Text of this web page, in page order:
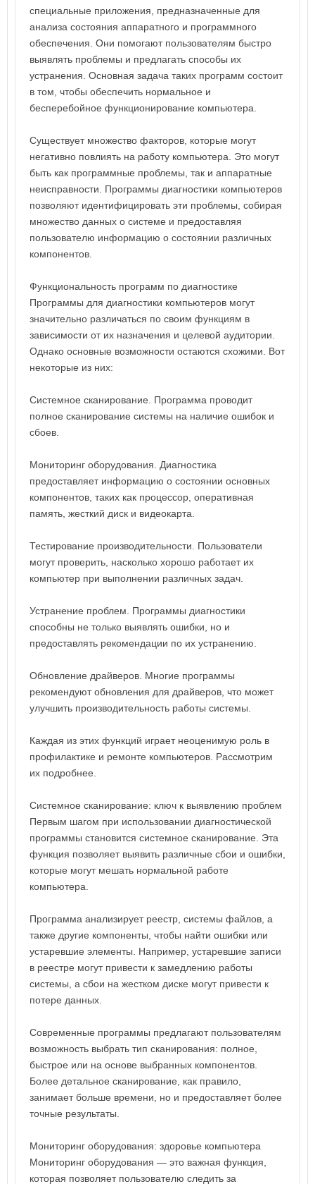
специальные приложения, предназначенные для
анализа состояния аппаратного и программного
обеспечения. Они помогают пользователям быстро
выявлять проблемы и предлагать способы их
устранения. Основная задача таких программ состоит
в том, чтобы обеспечить нормальное и
бесперебойное функционирование компьютера.
Существует множество факторов, которые могут
негативно повлиять на работу компьютера. Это могут
быть как программные проблемы, так и аппаратные
неисправности. Программы диагностики компьютеров
позволяют идентифицировать эти проблемы, собирая
множество данных о системе и предоставляя
пользователю информацию о состоянии различных
компонентов.
Функциональность программ по диагностике
Программы для диагностики компьютеров могут
значительно различаться по своим функциям в
зависимости от их назначения и целевой аудитории.
Однако основные возможности остаются схожими. Вот
некоторые из них:
Системное сканирование. Программа проводит
полное сканирование системы на наличие ошибок и
сбоев.
Мониторинг оборудования. Диагностика
предоставляет информацию о состоянии основных
компонентов, таких как процессор, оперативная
память, жесткий диск и видеокарта.
Тестирование производительности. Пользователи
могут проверить, насколько хорошо работает их
компьютер при выполнении различных задач.
Устранение проблем. Программы диагностики
способны не только выявлять ошибки, но и
предоставлять рекомендации по их устранению.
Обновление драйверов. Многие программы
рекомендуют обновления для драйверов, что может
улучшить производительность работы системы.
Каждая из этих функций играет неоценимую роль в
профилактике и ремонте компьютеров. Рассмотрим
их подробнее.
Системное сканирование: ключ к выявлению проблем
Первым шагом при использовании диагностической
программы становится системное сканирование. Эта
функция позволяет выявить различные сбои и ошибки,
которые могут мешать нормальной работе
компьютера.
Программа анализирует реестр, системы файлов, а
также другие компоненты, чтобы найти ошибки или
устаревшие элементы. Например, устаревшие записи
в реестре могут привести к замедлению работы
системы, а сбои на жестком диске могут привести к
потере данных.
Современные программы предлагают пользователям
возможность выбрать тип сканирования: полное,
быстрое или на основе выбранных компонентов.
Более детальное сканирование, как правило,
занимает больше времени, но и предоставляет более
точные результаты.
Мониторинг оборудования: здоровье компьютера
Мониторинг оборудования — это важная функция,
которая позволяет пользователю следить за